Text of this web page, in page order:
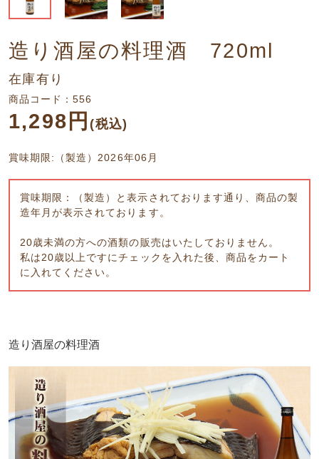
造り酒屋の料理酒 720ml
在庫有り
商品コード：556
1,298円 (税込)
賞味期限:（製造）2026年06月
賞味期限：（製造）と表示されております通り、商品の製
造年月が表示されております。
20歳未満の方への酒類の販売はいたしておりません。
私は20歳以上ですにチェックを入れた後、商品をカート
に入れてください。
造り酒屋の料理酒